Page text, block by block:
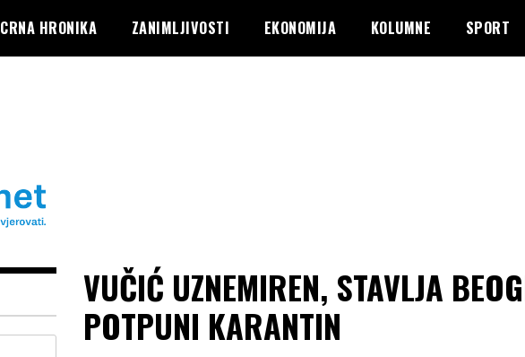
CRNA HRONIKA ZANIMLJIVOSTI EKONOMIJA KOLUMNE SPORT
VUČIĆ UZNEMIREN, STAVLJA
POTPUNI KARANTIN